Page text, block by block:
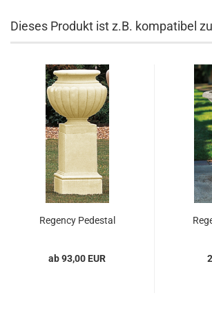
Dieses Produkt ist z.B. kompatibel
Regency Pedestal
ab 93,00 EUR